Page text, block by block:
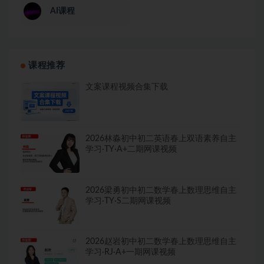
AI课程
课程推荐
文案课程视频合集下载
2026林淼初中初二英语春上双语素养自主
学习·TY·A+二期网课视频
2026梁勇初中初二数学春上数理思维自主
学习·TY·S二期网课视频
2026赵岩初中初二数学春上数理思维自主
学习·RJ·A+一期网课视频